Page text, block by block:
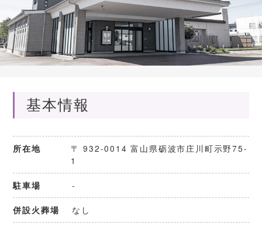
基本情報
所在地
〒 932-0014 富山県砺波市庄川町示野75-
1
駐車場 -
併設火葬場 なし